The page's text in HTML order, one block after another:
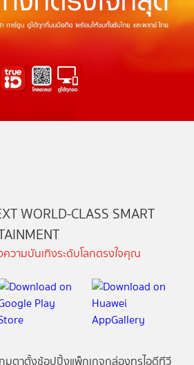
WORLD-CLASS SMART
วามบันเทิงระดับโลกตรงใจคุณ
มตาตั้งช้อปปิ้งแพ็กเกจกล่องทรูไอดีทีวี